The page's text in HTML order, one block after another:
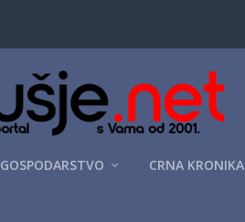
GOSPODARSTVO CRNA KRONIKA